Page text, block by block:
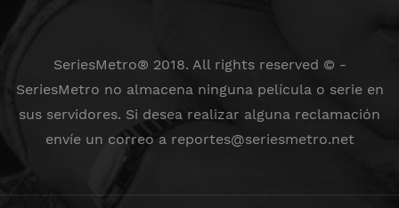
SeriesMetro® 2018. All rights reserved © -
SeriesMetro no almacena ninguna película o serie en
sus servidores. Si desea realizar alguna reclamación
envíe un correo a reportes@seriesmetro.net